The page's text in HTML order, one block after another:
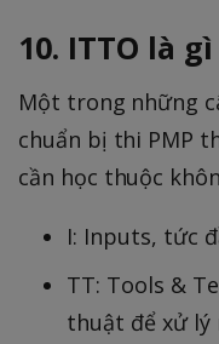
10. ITTO là
Một trong những
chuẩn bị thi PMP
cần học thuộc
I: Inputs, tức
TT: Tools &
thuật để xử lý